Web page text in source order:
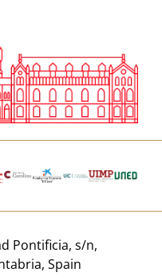
Pontificia, s/n,
Spain